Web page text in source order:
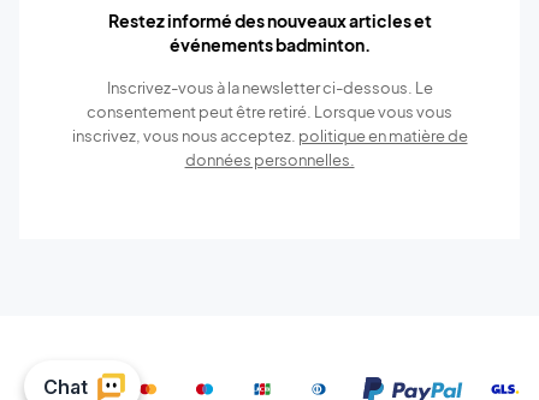
Restez informé des nouveaux articles et
événements badminton.
Inscrivez-vous à la newsletter ci-dessous. Le
consentement peut être retiré. Lorsque vous vous
inscrivez, vous nous acceptez. politique en matière de
données personnelles.